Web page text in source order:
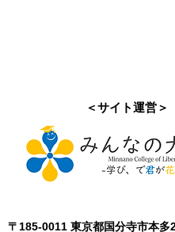
＜サイト運営＞
〒185-0011 東京都国分寺市本多